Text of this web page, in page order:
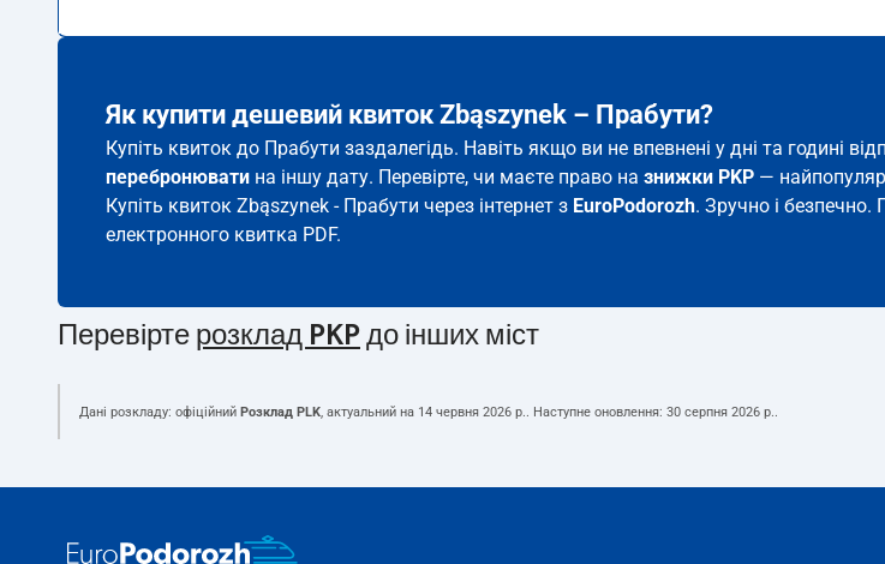
Як купити дешевий квиток Zbąszynek – Прабути?
Купіть квиток до Прабути заздалегідь. Навіть якщо ви не впевнені у дні та годині
перебронювати на іншу дату. Перевірте, чи маєте право на знижки PKP —
Купіть квиток Zbąszynek - Прабути через інтернет з EuroPodorozh. Зручно і безпечно.
електронного квитка PDF.
Перевірте розклад PKP до інших міст
Дані розкладу: офіційний Розклад PLK, актуальний на 14 червня 2026 р.. Наступне оновлення: 30 серпня 2026 р..